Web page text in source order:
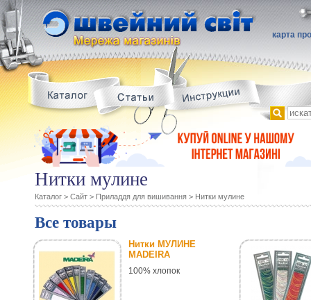
карта
Нитки мулине
Каталог > Сайт > Приладдя для вишивання > Нитки мулине
Все товары
Нитки МУЛИНЕ
MADEIRA
100% хлопок